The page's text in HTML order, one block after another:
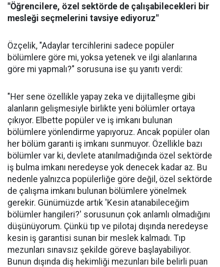
"Öğrencilere, özel sektörde de çalışabilecekleri bir
mesleği seçmelerini tavsiye ediyoruz"
Özçelik, "Adaylar tercihlerini sadece popüler
bölümlere göre mi, yoksa yetenek ve ilgi alanlarına
göre mi yapmalı?" sorusuna ise şu yanıtı verdi:
"Her sene özellikle yapay zeka ve dijitalleşme gibi
alanların gelişmesiyle birlikte yeni bölümler ortaya
çıkıyor. Elbette popüler ve iş imkanı bulunan
bölümlere yönlendirme yapıyoruz. Ancak popüler olan
her bölüm garanti iş imkanı sunmuyor. Özellikle bazı
bölümler var ki, devlete atanılmadığında özel sektörde
iş bulma imkanı neredeyse yok denecek kadar az. Bu
nedenle yalnızca popülerliğe göre değil, özel sektörde
de çalışma imkanı bulunan bölümlere yönelmek
gerekir. Günümüzde artık 'Kesin atanabileceğim
bölümler hangileri?' sorusunun çok anlamlı olmadığını
düşünüyorum. Çünkü tıp ve pilotaj dışında neredeyse
kesin iş garantisi sunan bir meslek kalmadı. Tıp
mezunları sınavsız şekilde göreve başlayabiliyor.
Bunun dışında diş hekimliği mezunları bile belirli puan